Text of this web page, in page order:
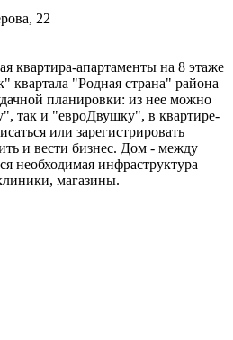
22
квартира-апартаменты на 8 этаже
квартала "Родная страна" района
планировки: из нее можно
так и "евроДвушку", в квартире-
или зарегистрировать
и вести бизнес. Дом - между
необходимая инфраструктура
магазины.